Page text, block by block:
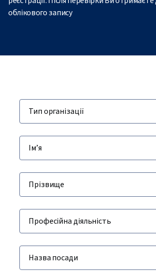
облікового запису
Тип організації
Ім’я
Прізвище
Професійна діяльність
Назва посади